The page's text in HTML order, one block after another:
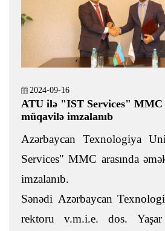
2024-09-16
ATU ilə "IST Services" MMC
müqavilə imzalanıb
Azərbaycan Texnologiya
Services" MMC arasında
imzalanıb.
Sənədi Azərbaycan
rektoru v.m.i.e. dos.